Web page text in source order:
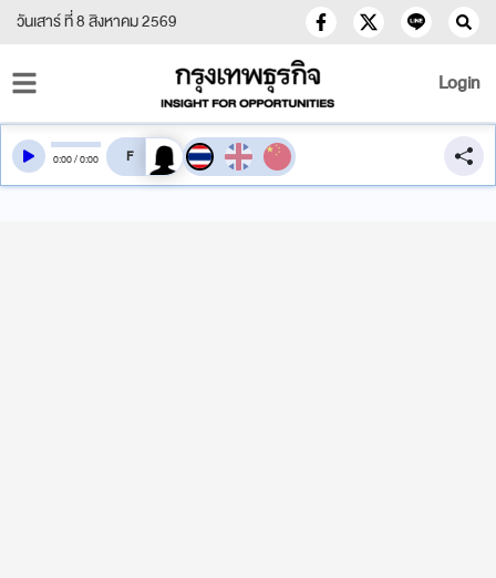
วันเสาร์ ที่ 8 สิงหาคม 2569
Login
0:00/0:00 สลับเสียงอ่าน